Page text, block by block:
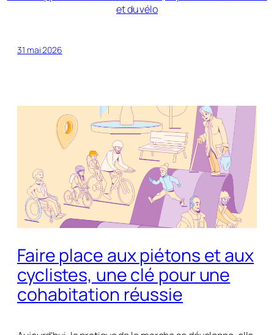
et du vélo
31 mai 2026
Faire place aux piétons et aux
cyclistes, une clé pour une
cohabitation réussie